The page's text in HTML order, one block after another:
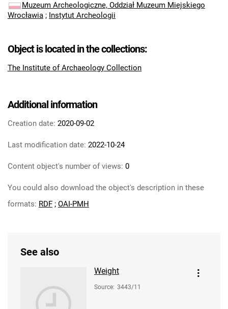
Muzeum Archeologiczne, Oddział Muzeum Miejskiego
Wrocławia ; Instytut Archeologii
Object is located in the collections:
The Institute of Archaeology Collection
Additional information
Creation date: 2020-09-02
Last modification date: 2022-10-24
Content object's number of views: 0
You could also download the object's description in these
formats: RDF ; OAI-PMH
See also
Weight
Source: 3443/11